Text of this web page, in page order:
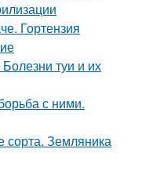
Гортензия
туи и их
с ними.
сорта. Земляника